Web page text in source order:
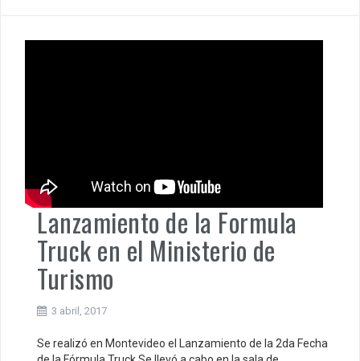
Lanzamiento de la Formula
Truck en el Ministerio de
Turismo
3 abril, 2017
Se realizó en Montevideo el Lanzamiento de la 2da Fecha